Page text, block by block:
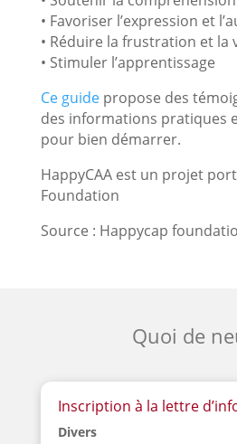
• Favoriser l’expression et
• Réduire la frustration et la
• Stimuler l’apprentissage
Ce guide propose des
des informations pratiques
pour bien démarrer.
HappyCAA est un projet
Foundation
Source : Happycap
Quoi de
Inscription à la lettre
Divers